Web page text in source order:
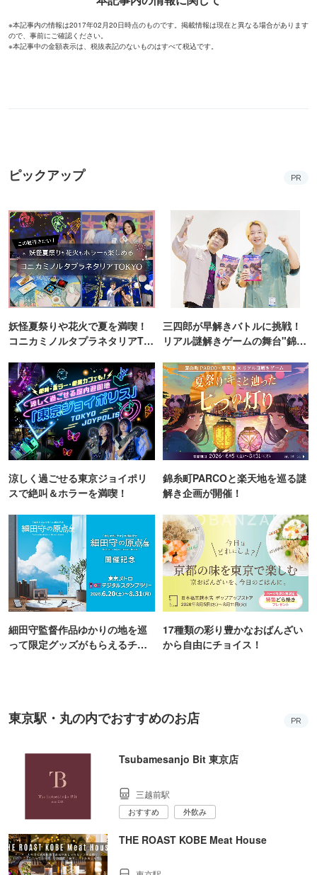
※本記事内の情報は2017年02月20日時点のものです。掲載情報は現在と異なる場合があります
ので、事前にご確認ください。
※本記事中の金額表示は、税抜表記のないものはすべて税込です。
ピックアップ PR
妖怪夏祭りや花火で夏を満喫！
コニカミノルタプラネタリアTO
三四郎が早解きバトルに挑戦！
リアル謎解きゲームの舞台"錦糸
涼しく過ごせる東京ジョイポリ
スで絶叫＆ホラーを満喫！
錦糸町PARCOと楽天地を巡る謎
解き企画が開催！
細田守監督作品ゆかりの地を巡
って限定グッズがもらえるチャ
17種類の彩り豊かなおばんざい
から自由にチョイス！
東京駅・丸の内でおすすめのお店 PR
Tsubamesanjo Bit 東京店
三越前駅
おすすめ 外飲み
THE ROAST KOBE Meat House